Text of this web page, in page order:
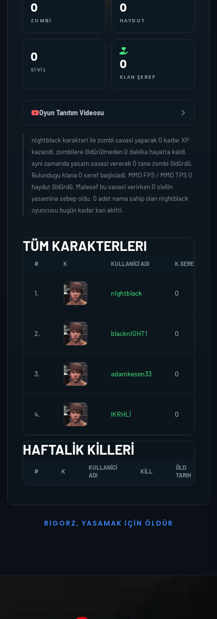
0
ZOMBI
0
HAYDUT
0
SIVIL 0
KLAN ŞEREF
Oyun Tanıtım Videosu
nIghtblack karakteri ile zombi savasi yaparak 0 kadar XP
kazandi, zombilere öldürülmeden 0 dakika hayatta kaldi,
ayni zamanda yasam savasi vererek 0 tane zombi öldürdü.
Bulundugu klana 0 seref bagisladi, MMO FPS / MMO TPS 0
haydut öldürdü. Malesef bu savasi verirken 0 sivilin
yasamina sebep oldu. 0 adet nama sahip olan nIghtblack
oyuncusu bugün kadar kan akitti.
TÜM KARAKTERLERI
# K KULLANICI ADI K.SEREFI
1. nIghtblack 0
2. blacknIGHT1 0
3. adamkesen33 0
4. lKRHLİ 0
HAFTALIK KILLERI
# K
KULLANICI
ADI
KILL
ÖLD.
TARIH
R I G O R Z, YASAMAK İ ÇI N Ö L D Ü R